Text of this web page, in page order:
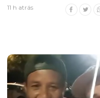
11 h atrás